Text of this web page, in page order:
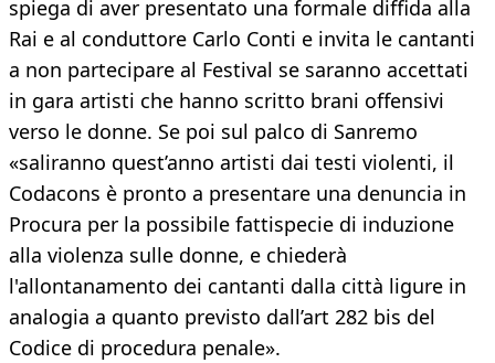
spiega di aver presentato una formale diffida alla
Rai e al conduttore Carlo Conti e invita le cantanti
a non partecipare al Festival se saranno accettati
in gara artisti che hanno scritto brani offensivi
verso le donne. Se poi sul palco di Sanremo
«saliranno quest’anno artisti dai testi violenti, il
Codacons è pronto a presentare una denuncia in
Procura per la possibile fattispecie di induzione
alla violenza sulle donne, e chiederà
l'allontanamento dei cantanti dalla città ligure in
analogia a quanto previsto dall’art 282 bis del
Codice di procedura penale».